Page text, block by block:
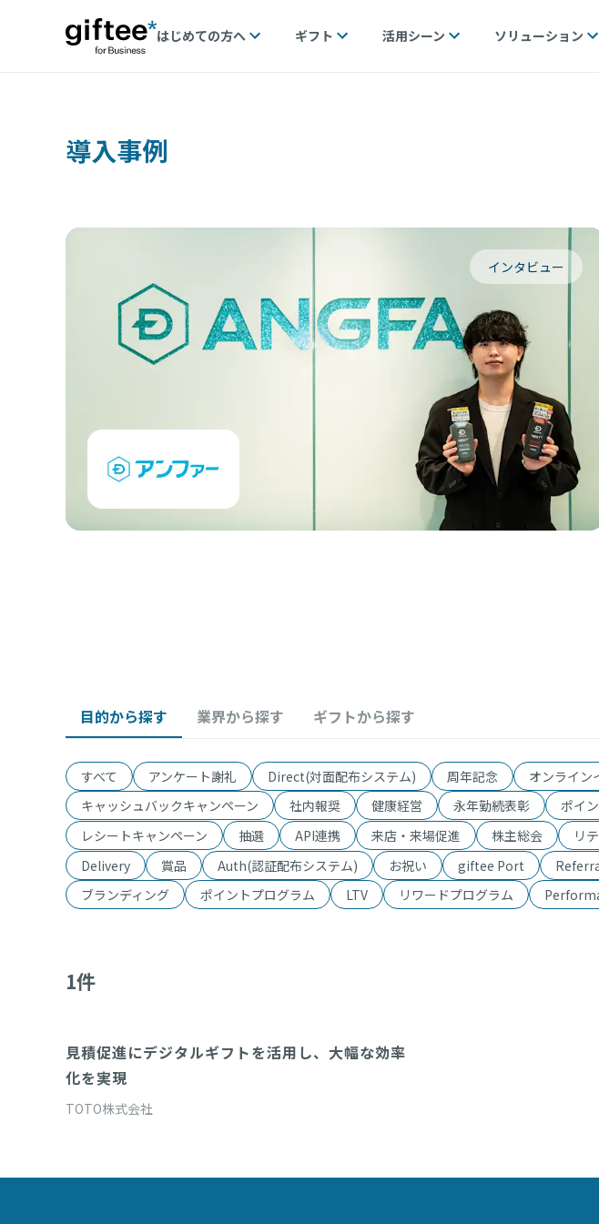
はじめての方へ ギフト 活用シーン ソリューション
導入事例
インタビュー
目的から探す 業界から探す ギフトから探す
すべて アンケート謝礼 Direct(対面配布システム) 周年記念 オンライン
キャッシュバックキャンペーン
社内報奨 健康経営 永年勤続表彰 ポイ
レシートキャンペーン
抽選 API連携 来店・来場促進 株主総会 リ
Delivery
賞品 Auth(認証配布システム) お祝い giftee Port
ブランディング
ポイントプログラム LTV リワードプログラム
1件
Instantwin(即時抽選システム)
見積促進にデジタルギフトを活用し、大幅な効率
化を実現
TOTO株式会社